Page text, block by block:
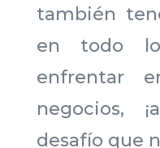
también
en todo
enfrentar
negocios,
desafío que